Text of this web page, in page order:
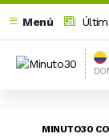
Menú
MINUTO30